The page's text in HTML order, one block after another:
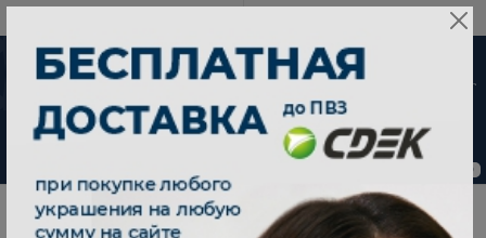
0
Главная Каталог браслеты
от 15 дней с
момента оплаты
ChatApp
online
Мессенджеры
Свяжитесь с нами через любой удобный
мессенджер!